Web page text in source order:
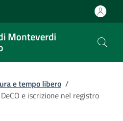
Monteverdi
e tempo libero /
e iscrizione nel registro